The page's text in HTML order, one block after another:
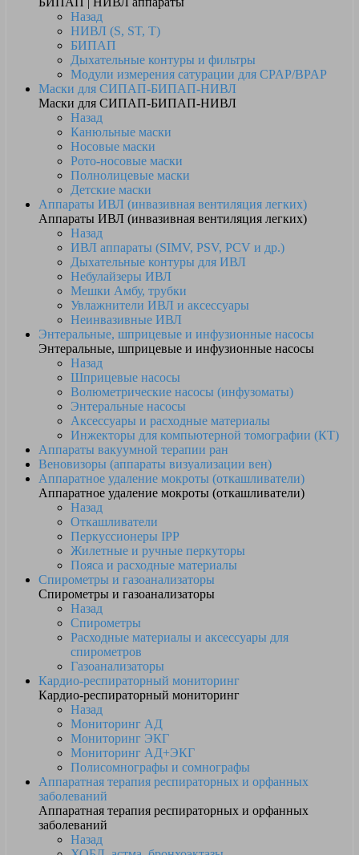
Назад
НИВЛ (S, ST, T)
БИПАП
Дыхательные контуры и фильтры
Модули измерения сатурации для CPAP/BPAP
Маски для СИПАП-БИПАП-НИВЛ
Маски для СИПАП-БИПАП-НИВЛ
Назад
Канюльные маски
Носовые маски
Рото-носовые маски
Полнолицевые маски
Детские маски
Аппараты ИВЛ (инвазивная вентиляция легких)
Аппараты ИВЛ (инвазивная вентиляция легких)
Назад
ИВЛ аппараты (SIMV, PSV, PCV и др.)
Дыхательные контуры для ИВЛ
Небулайзеры ИВЛ
Мешки Амбу, трубки
Увлажнители ИВЛ и аксессуары
Неинвазивные ИВЛ
Энтеральные, шприцевые и инфузионные насосы
Энтеральные, шприцевые и инфузионные насосы
Назад
Шприцевые насосы
Волюметрические насосы (инфузоматы)
Энтеральные насосы
Аксессуары и расходные материалы
Инжекторы для компьютерной томографии (КТ)
Аппараты вакуумной терапии ран
Веновизоры (аппараты визуализации вен)
Аппаратное удаление мокроты (откашливатели)
Аппаратное удаление мокроты (откашливатели)
Назад
Откашливатели
Перкуссионеры IPP
Жилетные и ручные перкуторы
Пояса и расходные материалы
Спирометры и газоанализаторы
Спирометры и газоанализаторы
Назад
Спирометры
Расходные материалы и аксессуары для
спирометров
Газоанализаторы
Кардио-респираторный мониторинг
Кардио-респираторный мониторинг
Назад
Мониторинг АД
Мониторинг ЭКГ
Мониторинг АД+ЭКГ
Полисомнографы и сомнографы
Аппаратная терапия респираторных и орфанных
заболеваний
Аппаратная терапия респираторных и орфанных
заболеваний
Назад